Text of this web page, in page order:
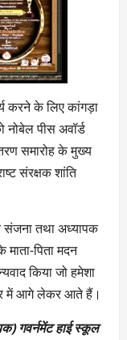
करने के लिए कांगड़ा
नोबेल पीस अवॉर्ड
समारोह के मुख्य
संरक्षक शांति
संजना तथा अध्यापक
पिता मदन
किया जो हमेशा
में आगे लेकर आते हैं।
गवर्नमेंट हाई स्कूल